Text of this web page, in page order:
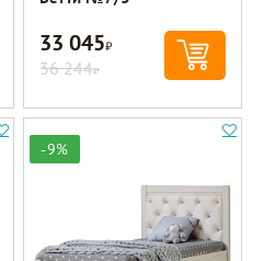
33 045Р
36 244Р
-9%